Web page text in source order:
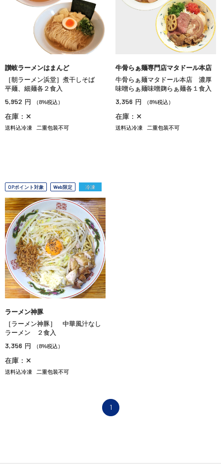
讃岐ラーメンはまんど
［朝ラーメン浜堂］煮干しそば
平麺、細麺各２食入
5,952 円 （8%税込）
在庫：✕
送料込冷凍 二重包装不可
牛骨らぁ麺専門店マタドール本店
牛骨らぁ麺マタドール本店 濃厚
味噌らぁ麺味噌麹らぁ麺各１食入
3,356 円 （8%税込）
在庫：✕
送料込冷凍 二重包装不可
OPポイント対象 Web限定 冷凍
ラーメン神豚
［ラーメン神豚］ 中華風汁なし
ラーメン ２食入
3,356 円 （8%税込）
在庫：✕
送料込冷凍 二重包装不可
1